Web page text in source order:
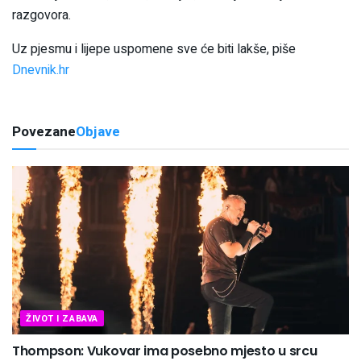
razgovora.
Uz pjesmu i lijepe uspomene sve će biti lakše, piše
Dnevnik.hr
PovezaneObjave
ŽIVOT I ZABAVA
Thompson: Vukovar ima posebno mjesto u srcu